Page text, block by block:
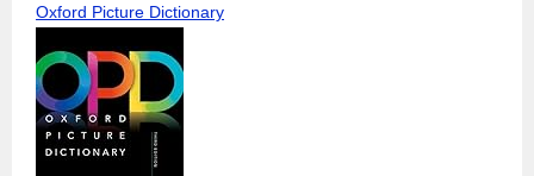
Oxford Picture Dictionary